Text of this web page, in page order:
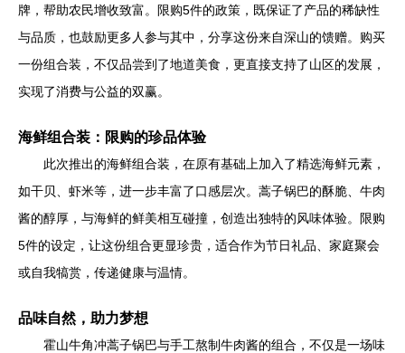
牌，帮助农民增收致富。限购5件的政策，既保证了产品的稀缺性
与品质，也鼓励更多人参与其中，分享这份来自深山的馈赠。购买
一份组合装，不仅品尝到了地道美食，更直接支持了山区的发展，
实现了消费与公益的双赢。
海鲜组合装：限购的珍品体验
此次推出的海鲜组合装，在原有基础上加入了精选海鲜元素，
如干贝、虾米等，进一步丰富了口感层次。蒿子锅巴的酥脆、牛肉
酱的醇厚，与海鲜的鲜美相互碰撞，创造出独特的风味体验。限购
5件的设定，让这份组合更显珍贵，适合作为节日礼品、家庭聚会
或自我犒赏，传递健康与温情。
品味自然，助力梦想
霍山牛角冲蒿子锅巴与手工熬制牛肉酱的组合，不仅是一场味